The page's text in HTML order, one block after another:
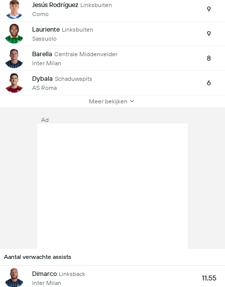
Jesús Rodríguez Linksbuiten
Como
9
Lauriente Linksbuiten
Sassuolo
9
Barella Centrale Middenvelder
Inter Milan
8
Dybala Schaduwspits
AS Roma
6
Meer bekijken
Ad
Aantal verwachte assists
Dimarco Linksback
Inter Milan
11.55